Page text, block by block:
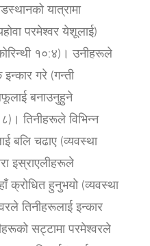
यात्रामा
परमेश्‍वर येशूलाई)
१०:४)। उनीहरूले
गरे (गन्ती
बनाउनुहुने
तिनीहरूले विभिन्‍न
बलि चढाए (व्यवस्था
इस्राएलीहरूले
क्रोधित हुनुभयो (व्यवस्था
तिनीहरूलाई इन्कार
सट्टामा परमेश्‍वरले